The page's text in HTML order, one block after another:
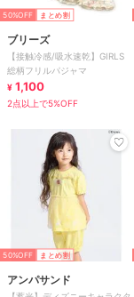
50%OFF まとめ割
ブリーズ
【接触冷感/吸水速乾】GIRLS
総柄フリルパジャマ
¥ 1,100
2点以上で5%OFF
50%OFF まとめ割
アンパサンド